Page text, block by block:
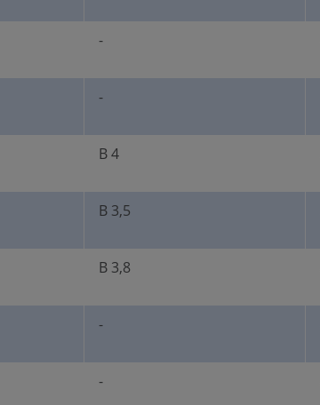
-
-
B 4
B 3,5
B 3,8
-
-